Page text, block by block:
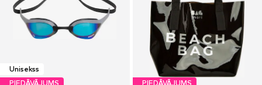
Unisekss
PIEDĀVĀJUMS
PIEDĀVĀJUMS